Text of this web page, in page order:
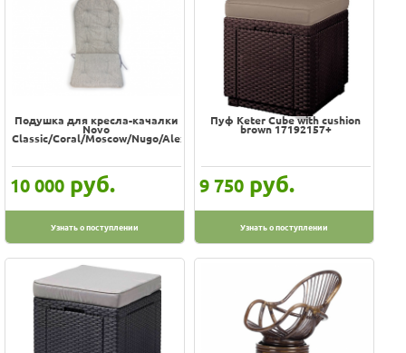
Подушка для кресла-качалки
Novo
Classic/Coral/Moscow/Nugo/Alexa/Selesia/Losadesign
10 000 руб.
Узнать о поступлении
Пуф Keter Cube with cushion
brown 17192157+
9 750 руб.
Узнать о поступлении